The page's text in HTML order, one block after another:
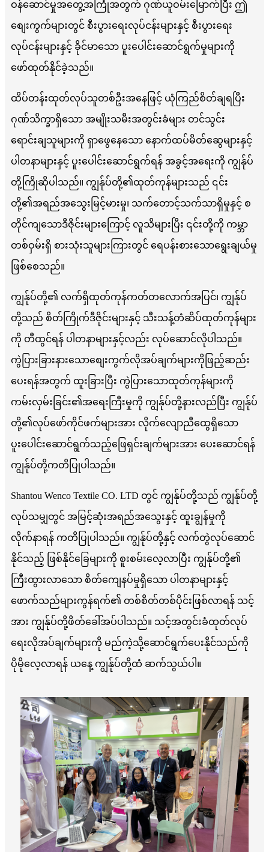
ဝန်ဆောင်မှုအတွေ့အကြုံအတွက် ဂုဏ်ယူဝမ်းမြောက်ပြီး ဤ
စျေးကွက်များတွင် စီးပွားရေးလုပ်ငန်းများနှင့် စီးပွားရေး
လုပ်ငန်းများနှင့် ခိုင်မာသော ပူးပေါင်းဆောင်ရွက်မှုများကို
ဖော်ထုတ်နိုင်ခဲ့သည်။
ထိပ်တန်းထုတ်လုပ်သူတစ်ဦးအနေဖြင့် ယုံကြည်စိတ်ချရပြီး
ဂုဏ်သိက္ခာရှိသော အမျိုးသမီးအတွင်းခံများ တင်သွင်း
ရောင်းချသူများကို ရှာဖွေနေသော နောက်ထပ်မိတ်ဆွေများနှင့်
ပါတနာများနှင့် ပူးပေါင်းဆောင်ရွက်ရန် အခွင့်အရေးကို ကျွန်ုပ်
တို့ကြိုဆိုပါသည်။ ကျွန်ုပ်တို့၏ထုတ်ကုန်များသည် ၎င်း
တို့၏အရည်အသွေးမြင့်မားမှု၊ သက်တောင့်သက်သာရှိမှုနှင့် စ
တိုင်ကျသောဒီဇိုင်းများကြောင့် လူသိများပြီး ၎င်းတို့ကို ကမ္ဘာ
တစ်ဝှမ်းရှိ စားသုံးသူများကြားတွင် ရေပန်းစားသောရွေးချယ်မှု
ဖြစ်စေသည်။
ကျွန်ုပ်တို့၏ လက်ရှိထုတ်ကုန်ကတ်တလောက်အပြင်၊ ကျွန်ုပ်
တို့သည် စိတ်ကြိုက်ဒီဇိုင်းများနှင့် သီးသန့်တံဆိပ်ထုတ်ကုန်များ
ကို တီထွင်ရန် ပါတနာများနှင့်လည်း လုပ်ဆောင်လိုပါသည်။
ကွဲပြားခြားနားသောစျေးကွက်လိုအပ်ချက်များကိုဖြည့်ဆည်း
ပေးရန်အတွက် ထူးခြားပြီး ကွဲပြားသောထုတ်ကုန်များကို
ကမ်းလှမ်းခြင်း၏အရေးကြီးမှုကို ကျွန်ုပ်တို့နားလည်ပြီး ကျွန်ုပ်
တို့၏လုပ်ဖော်ကိုင်ဖက်များအား လိုက်လျောညီထွေရှိသော
ပူးပေါင်းဆောင်ရွက်သည့်ဖြေရှင်းချက်များအား ပေးဆောင်ရန်
ကျွန်ုပ်တို့ကတိပြုပါသည်။
Shantou Wenco Textile CO. LTD တွင် ကျွန်ုပ်တို့သည် ကျွန်ုပ်တို့
လုပ်သမျှတွင် အမြင့်ဆုံးအရည်အသွေးနှင့် ထူးချွန်မှုကို
လိုက်နာရန် ကတိပြုပါသည်။ ကျွန်ုပ်တို့နှင့် လက်တွဲလုပ်ဆောင်
နိုင်သည့် ဖြစ်နိုင်ခြေများကို စူးစမ်းလေ့လာပြီး ကျွန်ုပ်တို့၏
ကြီးထွားလာသော စိတ်ကျေနပ်မှုရှိသော ပါတနာများနှင့်
ဖောက်သည်များကွန်ရက်၏ တစ်စိတ်တစ်ပိုင်းဖြစ်လာရန် သင့်
အား ကျွန်ုပ်တို့ဖိတ်ခေါ်အပ်ပါသည်။ သင့်အတွင်းခံထုတ်လုပ်
ရေးလိုအပ်ချက်များကို မည်ကဲ့သို့ဆောင်ရွက်ပေးနိုင်သည်ကို
ပိုမိုလေ့လာရန် ယနေ့ ကျွန်ုပ်တို့ထံ ဆက်သွယ်ပါ။